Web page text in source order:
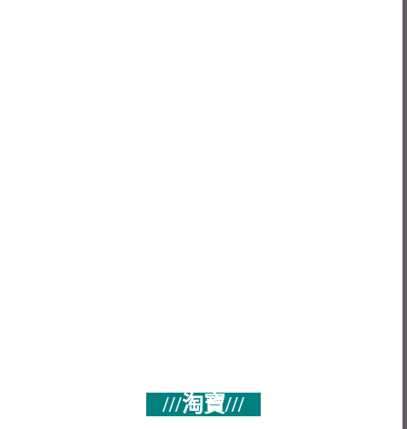
///淘寶///